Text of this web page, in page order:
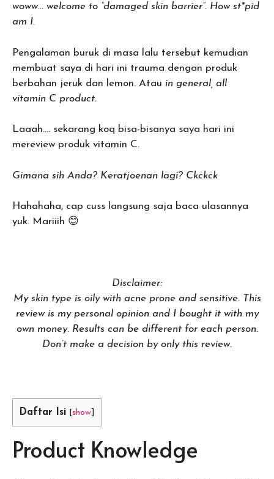
woww... welcome to “damaged skin barrier”. How st*pid
am I.
Pengalaman buruk di masa lalu tersebut kemudian
membuat saya di hari ini trauma dengan produk
berbahan jeruk dan lemon. Atau in general, all
vitamin C product.
Laaah…. sekarang koq bisa-bisanya saya hari ini
mereview produk vitamin C.
Gimana sih Anda? Keratjoenan lagi? Ckckck
Hahahaha, cap cuss langsung saja baca ulasannya
yuk. Mariiih 😊
Disclaimer:
My skin type is oily with acne prone and sensitive. This
review is my personal opinion and I bought it with my
own money. Results can be different for each person.
Don’t make a decision by only this review.
Daftar Isi [show
Product Knowledge